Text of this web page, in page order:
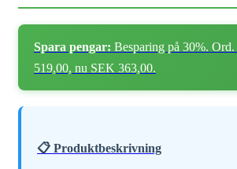
Spara pengar: Besparing på 30%.
519,00, nu SEK 363,00.
📋 Produktbeskrivning